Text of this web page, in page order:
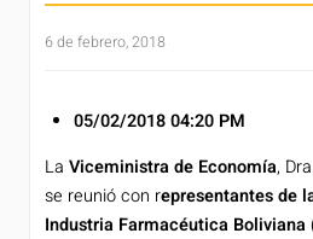
6 de febrero, 2018
05/02/201804:20 PM
La Viceministra de Economía,
se reunió con representantes de
Industria Farmacéutica Boliviana